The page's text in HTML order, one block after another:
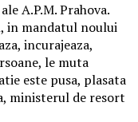
A.P.M. Prahova.
in mandatul noului
incurajeaza,
le muta
este pusa, plasata
ministerul de resort